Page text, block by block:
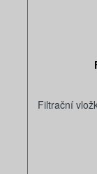
Filtrační